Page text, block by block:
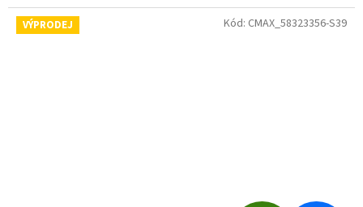
VÝPRODEJ Kód: CMAX_58323356-S39